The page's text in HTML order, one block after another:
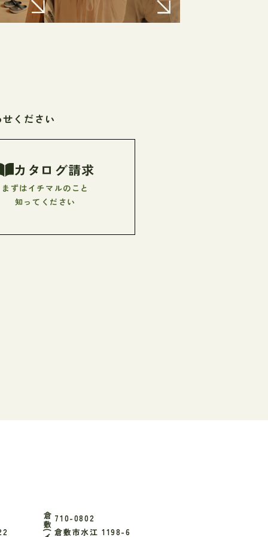
ください
カタログ請求
まずはイチマルのこと
知ってください
710-0802
倉敷市水江 1198-6